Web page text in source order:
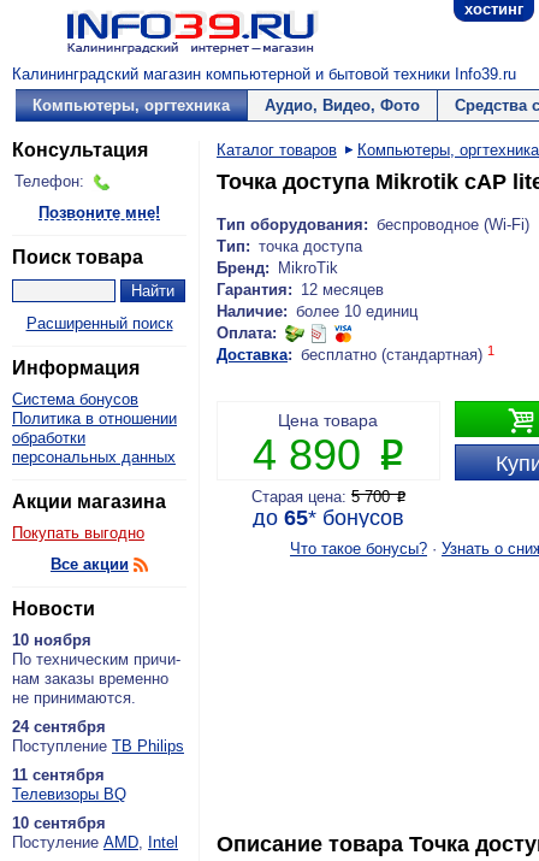
хостинг
Калининградский магазин компьютерной и бытовой техники Info39.ru
Компьютеры, оргтехника
Аудио, Видео, Фото Средства
Консультация
Телефон:
Позвоните мне!
Поиск товара
Расширенный поиск
Информация
Система бонусов
Политика в отношении
обработки
персональных данных
Акции магазина
Покупать выгодно
Все акции
Новости
10 ноября
По тех­ни­че­ским при­чи­
нам за­ка­зы вре­мен­но
не при­ни­ма­ют­ся.
24 сентября
По­ступ­ле­ние ТВ Philips
11 сентября
Теле­ви­зо­ры BQ
10 сентября
По­сту­ле­ние AMD, Intel
Каталог товаров Компьютеры, оргтехника
Точка доступа Mikrotik сAP
Тип оборудования: беспроводное (Wi-Fi)
Тип: точка доступа
Бренд:
MikroTik
Гарантия: 12 месяцев
Наличие: более 10 единиц
Оплата:
Доставка: бесплатно (стандартная) 1

Цена товара
4 890 P
Старая цена: 5 700P
до 65*бонусов
Что такое бонусы? · Узнать о
Описание товара Точка